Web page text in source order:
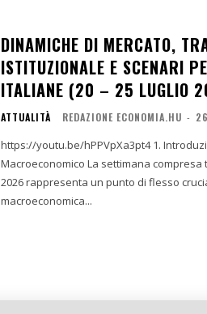
DINAMICHE DI MERCATO,
ISTITUZIONALE E SCENARI
ITALIANE (20 – 25 LUGLIO
ATTUALITÀ REDAZIONE ECONOMIA.HU -
https://youtu.be/hPPVpXa3pt4 1. Introduzione e Panorama
Macroeconomico La settimana compresa tra il 20 e il 25 luglio
2026 rappresenta un punto di flesso
macroeconomica...